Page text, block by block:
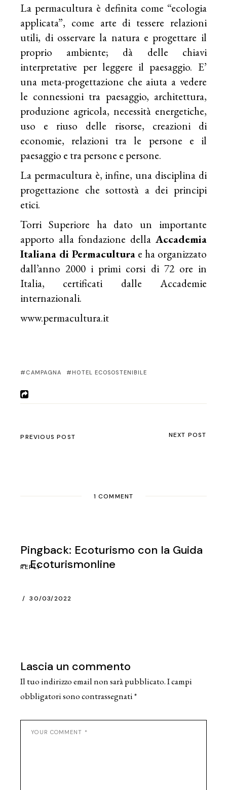
La permacultura è definita come “ecologia
applicata”, come arte di tessere relazioni
utili, di osservare la natura e progettare il
proprio ambiente; dà delle chiavi
interpretative per leggere il paesaggio. E’
una meta-progettazione che aiuta a vedere
le connessioni tra paesaggio, architettura,
produzione agricola, necessità energetiche,
uso e riuso delle risorse, creazioni di
economie, relazioni tra le persone e il
paesaggio e tra persone e persone.
La permacultura è, infine, una disciplina di
progettazione che sottostà a dei principi
etici.
Torri Superiore ha dato un importante
apporto alla fondazione della Accademia
Italiana di Permacultura e ha organizzato
dall’anno 2000 i primi corsi di 72 ore in
Italia, certificati dalle Accademie
internazionali.
www.permacultura.it
CAMPAGNA HOTEL ECOSOSTENIBILE
PREVIOUS POST NEXT POST
1 COMMENT
Pingback: Ecoturismo con la Guida
- Ecoturismonline
30/03/2022
REPLY
Lascia un commento
Il tuo indirizzo email non sarà pubblicato.I campi
obbligatori sono contrassegnati*